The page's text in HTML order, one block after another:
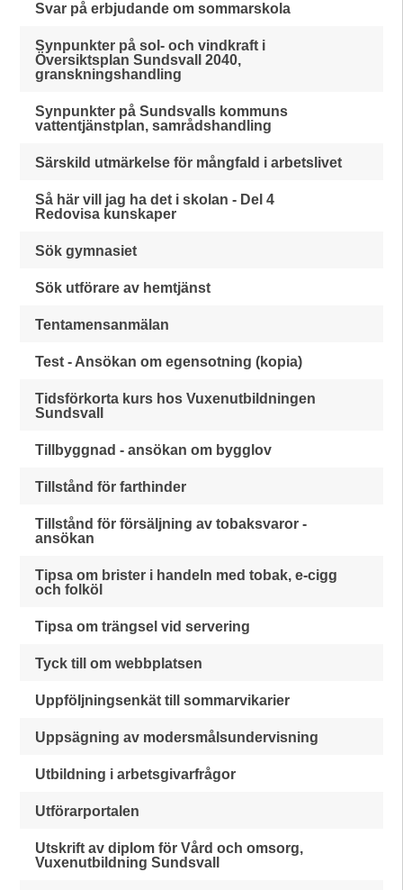
Svar på erbjudande om sommarskola
Synpunkter på sol- och vindkraft i
Översiktsplan Sundsvall 2040,
granskningshandling
Synpunkter på Sundsvalls kommuns
vattentjänstplan, samrådshandling
Särskild utmärkelse för mångfald i arbetslivet
Så här vill jag ha det i skolan - Del 4
Redovisa kunskaper
Sök gymnasiet
Sök utförare av hemtjänst
Tentamensanmälan
Test - Ansökan om egensotning (kopia)
Tidsförkorta kurs hos Vuxenutbildningen
Sundsvall
Tillbyggnad - ansökan om bygglov
Tillstånd för farthinder
Tillstånd för försäljning av tobaksvaror -
ansökan
Tipsa om brister i handeln med tobak, e-cigg
och folköl
Tipsa om trängsel vid servering
Tyck till om webbplatsen
Uppföljningsenkät till sommarvikarier
Uppsägning av modersmålsundervisning
Utbildning i arbetsgivarfrågor
Utförarportalen
Utskrift av diplom för Vård och omsorg,
Vuxenutbildning Sundsvall